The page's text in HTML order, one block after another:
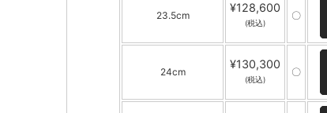
23.5cm
¥128,600
(税込)
〇
24cm
¥130,300
(税込)
〇